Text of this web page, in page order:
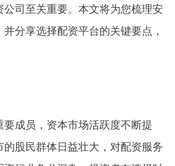
司至关重要。本文将为您梳理安
分享选择配资平台的关键要点，
成员，资本市场活跃度不断提
股民群体日益壮大，对配资服务